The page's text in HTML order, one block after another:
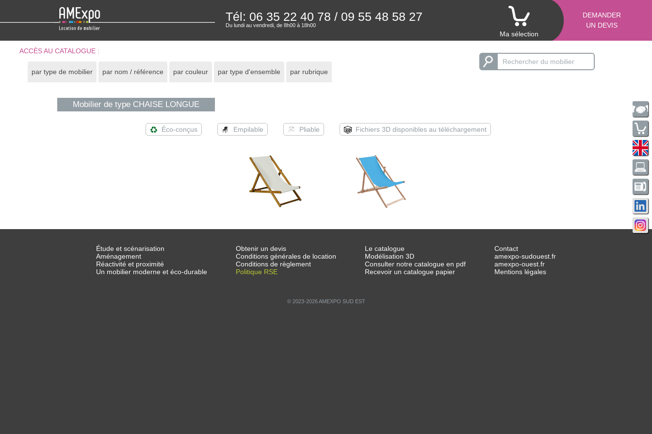
Tél: 06 35 22 40 78 / 09 55 48 58 27
Du lundi au vendredi, de 8h00 à 18h00
Ma sélection
DEMANDER
UN DEVIS
ACCÈS AU CATALOGUE :
par type de mobilier par nom / référence par couleur par type d'ensemble par rubrique
Mobilier de type CHAISE LONGUE
Éco-conçus Empilable Pliable Fichiers 3D disponibles au téléchargement
Étude et scénarisation
Aménagement
Réactivité et proximité
Un mobilier moderne et éco-durable
Obtenir un devis
Conditions générales de location
Conditions de règlement
Politique RSE
Le catalogue
Modélisation 3D
Consulter notre catalogue en pdf
Recevoir un catalogue papier
Contact
amexpo-sudouest.fr
amexpo-ouest.fr
Mentions légales
© 2023-2026 AMEXPO SUD EST